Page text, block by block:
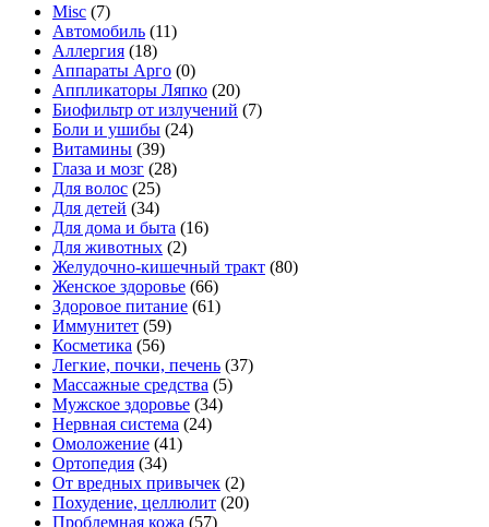
Misc (7)
Автомобиль (11)
Аллергия (18)
Аппараты Арго (0)
Аппликаторы Ляпко (20)
Биофильтр от излучений (7)
Боли и ушибы (24)
Витамины (39)
Глаза и мозг (28)
Для волос (25)
Для детей (34)
Для дома и быта (16)
Для животных (2)
Желудочно-кишечный тракт (80)
Женское здоровье (66)
Здоровое питание (61)
Иммунитет (59)
Косметика (56)
Легкие, почки, печень (37)
Массажные средства (5)
Мужское здоровье (34)
Нервная система (24)
Омоложение (41)
Ортопедия (34)
От вредных привычек (2)
Похудение, целлюлит (20)
Проблемная кожа (57)